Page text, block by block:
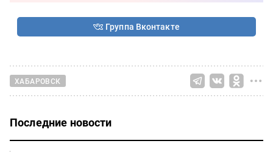
Группа Вконтакте
ХАБАРОВСК
Последние новости